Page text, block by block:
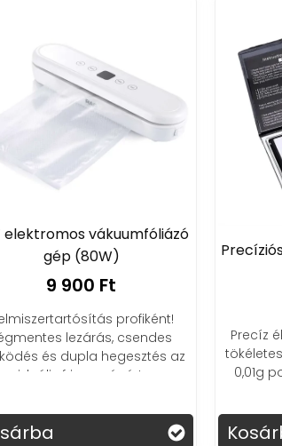
Precíziós ékszermérleg (200g /
Precíz ékszermérlegünk segít a
tökéletes súlyok elérésében. Akár
0,01g pontossággal mérhetsz!
Kosárba